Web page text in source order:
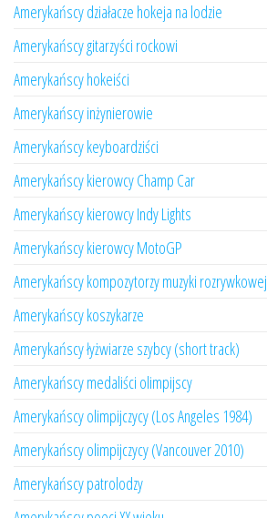
Amerykańscy działacze hokeja na lodzie
Amerykańscy gitarzyści rockowi
Amerykańscy hokeiści
Amerykańscy inżynierowie
Amerykańscy keyboardziści
Amerykańscy kierowcy Champ Car
Amerykańscy kierowcy Indy Lights
Amerykańscy kierowcy MotoGP
Amerykańscy kompozytorzy muzyki rozrywkowej
Amerykańscy koszykarze
Amerykańscy łyżwiarze szybcy (short track)
Amerykańscy medaliści olimpijscy
Amerykańscy olimpijczycy (Los Angeles 1984)
Amerykańscy olimpijczycy (Vancouver 2010)
Amerykańscy patrolodzy